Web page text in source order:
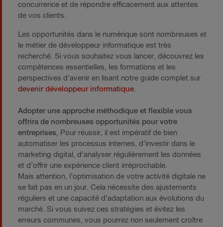
concurrence et de répondre efficacement aux attentes
de vos clients.
Les opportunités dans le numérique sont nombreuses et
le métier de développeur informatique est très
recherché. Si vous souhaitez vous lancer, découvrez les
compétences essentielles, les formations et les
perspectives d’avenir en lisant notre guide complet sur
devenir développeur informatique.
Adopter une approche méthodique et flexible vous
offrira de nombreuses opportunités pour votre
entreprises, Pour réussir, il est impératif de bien
automatiser les processus internes, d’investir dans le
marketing digital, d’analyser régulièrement les données
et d’offrir une expérience client irréprochable.
Mais attention, l’optimisation de votre activité digitale ne
se fait pas en un jour. Cela nécessite des ajustements
réguliers et une capacité d’adaptation aux évolutions du
marché. Si vous suivez ces stratégies et évitez les
erreurs communes, vous pourrez non seulement croître